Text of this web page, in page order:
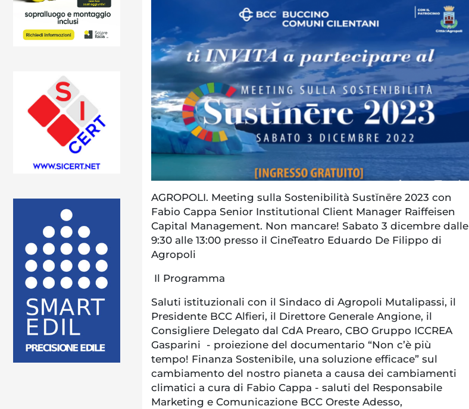
AGROPOLI. Meeting sulla Sostenibilità Sustĭnēre 2023 con
Fabio Cappa Senior Institutional Client Manager Raiffeisen
Capital Management. Non mancare! Sabato 3 dicembre dalle
9:30 alle 13:00 presso il CineTeatro Eduardo De Filippo di
Agropoli
Il Programma
Saluti istituzionali con il Sindaco di Agropoli Mutalipassi, il
Presidente BCC Alfieri, il Direttore Generale Angione, il
Consigliere Delegato dal CdA Prearo, CBO Gruppo ICCREA
Gasparini - proiezione del documentario “Non c’è più
tempo! Finanza Sostenibile, una soluzione efficace” sul
cambiamento del nostro pianeta a causa dei cambiamenti
climatici a cura di Fabio Cappa - saluti del Responsabile
Marketing e Comunicazione BCC Oreste Adesso,